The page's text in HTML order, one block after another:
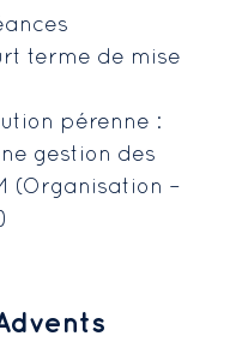
terme de mise
pérenne :
gestion des
(Organisation –